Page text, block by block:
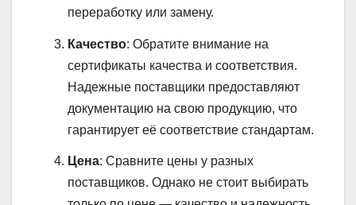
переработку или замену.
Качество: Обратите внимание на
сертификаты качества и соответствия.
Надежные поставщики предоставляют
документацию на свою продукцию, что
гарантирует её соответствие стандартам.
Цена: Сравните цены у разных
поставщиков. Однако не стоит выбирать